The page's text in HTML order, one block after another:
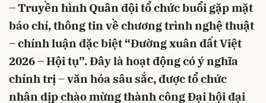
– Truyền hình Quân đội tổ chức buổi gặp mặt
báo chí, thông tin về chương trình nghệ thuật
– chính luận đặc biệt “Đường xuân đất Việt
2026 – Hội tụ”. Đây là hoạt động có ý nghĩa
chính trị – văn hóa sâu sắc, được tổ chức
nhân dịp chào mừng thành công Đại hội đại
Hủy Gửi